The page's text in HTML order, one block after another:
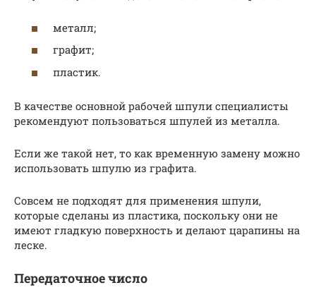
металл;
графит;
пластик.
В качестве основной рабочей шпули специалисты
рекомендуют пользоваться шпулей из металла.
Если же такой нет, то как временную замену можно
использовать шпулю из графита.
Совсем не подходят для применения шпули,
которые сделаны из пластика, поскольку они не
имеют гладкую поверхность и делают царапины на
леске.
Передаточное число